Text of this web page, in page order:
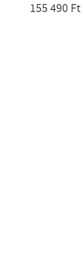
155 490 Ft